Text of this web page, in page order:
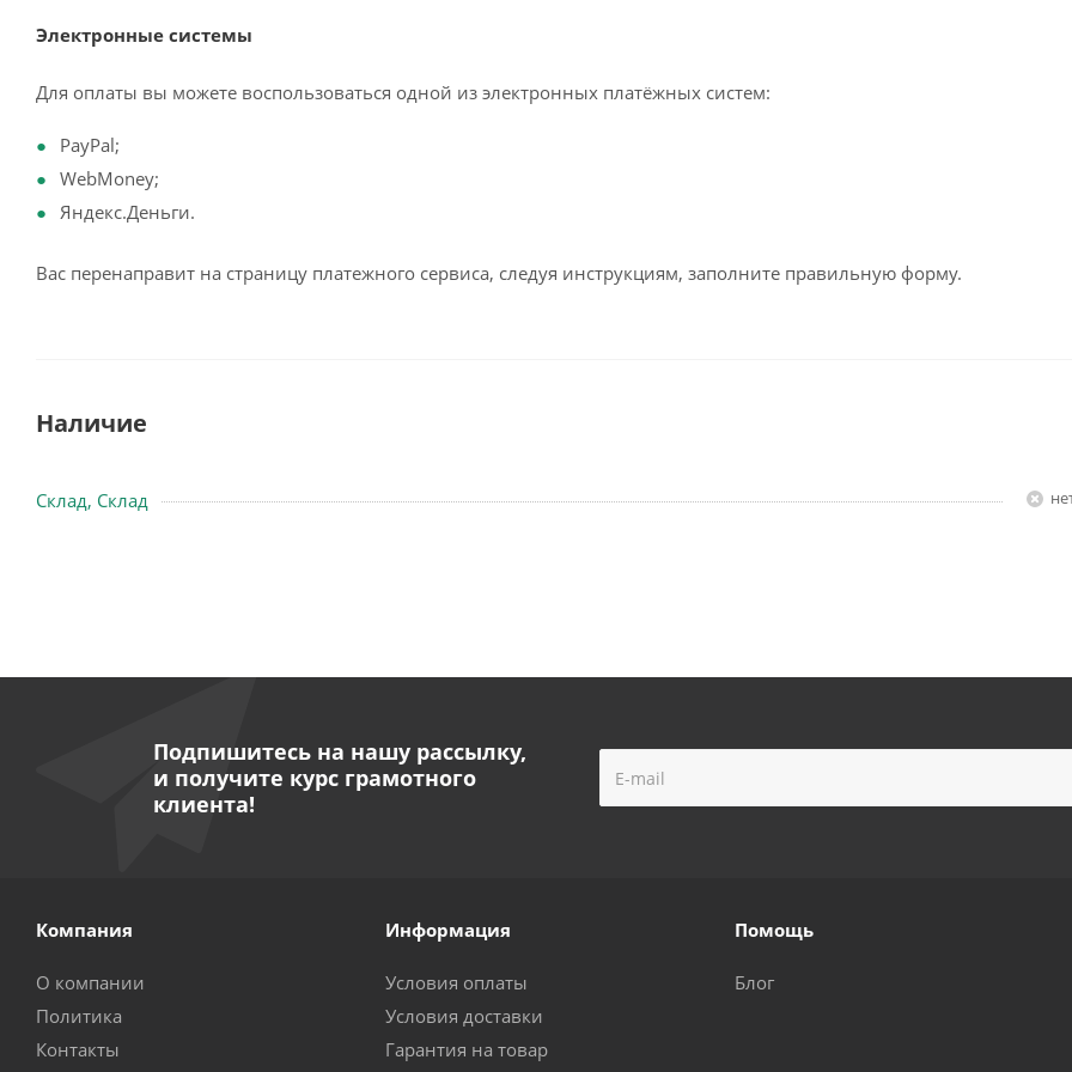
Электронные системы
Для оплаты вы можете воспользоваться одной из электронных платёжных систем:
PayPal;
WebMoney;
Яндекс.Деньги.
Вас перенаправит на страницу платежного сервиса, следуя инструкциям, заполните правильную форму.
Наличие
Склад, Склад
Подпишитесь на нашу рассылку,
и получите курс грамотного
клиента!
Компания
О компании
Политика
Контакты
Информация
Условия оплаты
Условия доставки
Гарантия на товар
Помощь
Блог